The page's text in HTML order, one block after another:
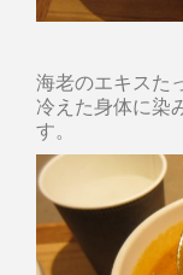
海老のエキスた
冷えた身体に染
す。